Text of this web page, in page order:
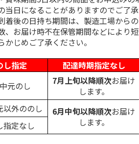
当日になることがありますのでご了承
着後の日持ち期間は、製造工場から
、お届け時不在保管期間などにより
かじめご了承ください。
し指定
配達時期指定なし
元のし
7月上旬以降順次お届け
します。
以外ののし 6月中旬以降順次お届け
します。
指定なし